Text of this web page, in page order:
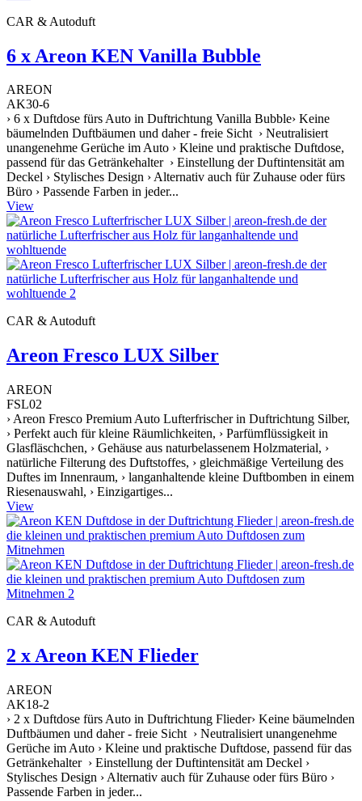
CAR & Autoduft
6 x Areon KEN Vanilla Bubble
AREON
AK30-6
› 6 x Duftdose fürs Auto in Duftrichtung Vanilla Bubble› Keine
bäumelnden Duftbäumen und daher - freie Sicht › Neutralisiert
unangenehme Gerüche im Auto › Kleine und praktische Duftdose,
passend für das Getränkehalter › Einstellung der Duftintensität am
Deckel › Stylisches Design › Alternativ auch für Zuhause oder fürs
Büro › Passende Farben in jeder...
View
CAR & Autoduft
Areon Fresco LUX Silber
AREON
FSL02
› Areon Fresco Premium Auto Lufterfrischer in Duftrichtung Silber,
› Perfekt auch für kleine Räumlichkeiten, › Parfümflüssigkeit in
Glasfläschchen, › Gehäuse aus naturbelassenem Holzmaterial, ›
natürliche Filterung des Duftstoffes, › gleichmäßige Verteilung des
Duftes im Innenraum, › langanhaltende kleine Duftbomben in einem
Riesenauswahl, › Einzigartiges...
View
CAR & Autoduft
2 x Areon KEN Flieder
AREON
AK18-2
› 2 x Duftdose fürs Auto in Duftrichtung Flieder› Keine bäumelnden
Duftbäumen und daher - freie Sicht › Neutralisiert unangenehme
Gerüche im Auto › Kleine und praktische Duftdose, passend für das
Getränkehalter › Einstellung der Duftintensität am Deckel ›
Stylisches Design › Alternativ auch für Zuhause oder fürs Büro ›
Passende Farben in jeder...